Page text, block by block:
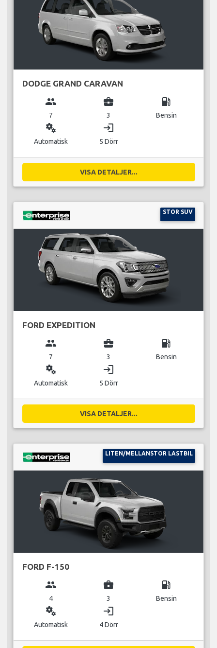
DODGE GRAND CARAVAN
group
7
business_center
3
local_gas_station
Bensin
miscellaneous_services
Automatisk
login
5 Dörr
VISA DETALJER...
STOR SUV
FORD EXPEDITION
group
7
business_center
3
local_gas_station
Bensin
miscellaneous_services
Automatisk
login
5 Dörr
VISA DETALJER...
LITEN/MELLANSTOR LASTBIL
FORD F-150
group
4
business_center
3
local_gas_station
Bensin
miscellaneous_services
Automatisk
login
4 Dörr